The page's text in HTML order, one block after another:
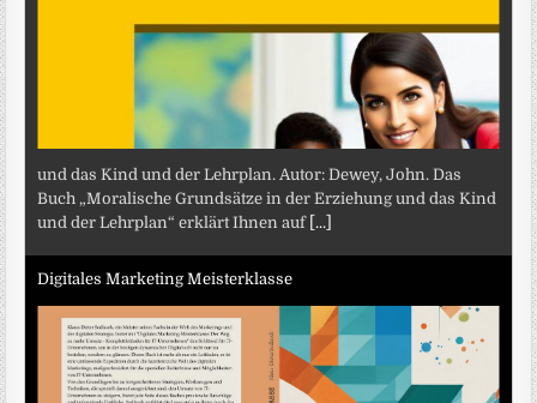
und das Kind und der Lehrplan. Autor: Dewey, John. Das
Buch „Moralische Grundsätze in der Erziehung und das Kind
und der Lehrplan“ erklärt Ihnen auf [...]
Digitales Marketing Meisterklasse